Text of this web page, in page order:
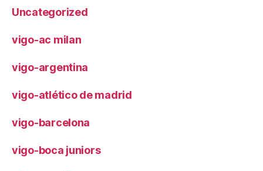
Uncategorized
vigo-ac milan
vigo-argentina
vigo-atlético de madrid
vigo-barcelona
vigo-boca juniors